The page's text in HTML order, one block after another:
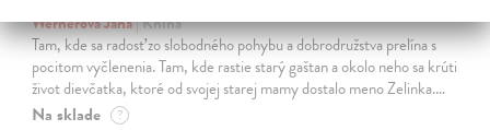
Wernerová Jana| Kniha
Tam, kde sa radosť zo slobodného pohybu a dobrodružstva prelína s
pocitom vyčlenenia. Tam, kde rastie starý gaštan a okolo neho sa krúti
život dievčatka, ktoré od svojej starej mamy dostalo meno Zelinka.…
Na sklade ?